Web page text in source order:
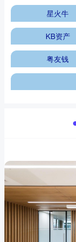
星火牛
KB资产
粤友钱